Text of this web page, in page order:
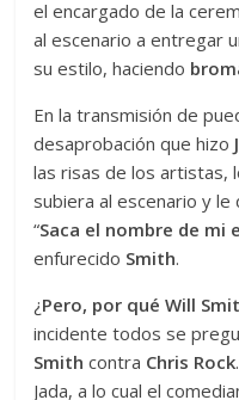
el encargado de la
al escenario a entregar
su estilo, haciendo
En la transmisión de
desaprobación que hizo
las risas de los artistas,
subiera al escenario y
“Saca el nombre de mi
enfurecido Smith.
¿Pero, por qué Will
incidente todos se
Smith contra Chris Rock
Jada, a lo cual el